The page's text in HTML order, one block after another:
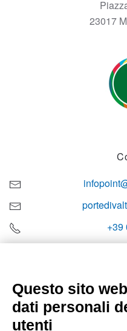
23017
+39
Orari
Questo sito
dati personali
utenti